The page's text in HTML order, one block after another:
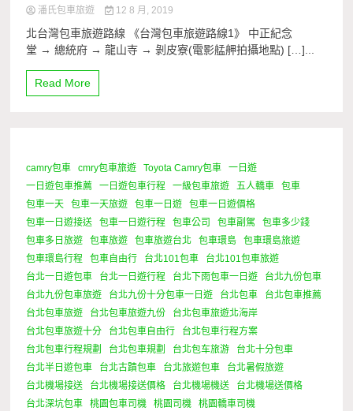
潘氏包車旅遊 12 8 月, 2019
北台灣包車旅遊路線 《台灣包車旅遊路線1》 中正紀念
堂 → 總統府 → 龍山寺 → 剝皮寮(電影艋舺拍攝地點) […]...
Read More
1 Minute
camry包車 cmry包車旅遊 Toyota Camry包車
一日遊
一日遊包車推薦
一日遊包車行程 一級包車旅遊 五人轎車
包車
包車一天
包車一天旅遊 包車一日遊
包車一日遊價格
包車一日遊接送
包車一日遊行程 包車公司 包車副駕
包車多少錢
包車多日旅遊
包車旅遊 包車旅遊台北 包車環島
包車環島旅遊
包車環島行程
包車自由行 台北101包車
台北101包車旅遊
台北一日遊包車
台北一日遊行程 台北下雨包車一日遊
台北九份包車
台北九份包車旅遊
台北九份十分包車一日遊 台北包車
台北包車推薦
台北包車旅遊
台北包車旅遊九份
台北包車旅遊北海岸
台北包車旅遊十分
台北包車自由行
台北包車行程方案
台北包車行程規劃
台北包車規劃 台北包车旅游
台北十分包車
台北半日遊包車
台北古蹟包車 台北旅遊包車
台北暑假旅遊
台北機場接送
台北機場接送價格 台北機場機送
台北機場送價格
台北深坑包車
桃園包車司機 桃園司機 桃園轎車司機